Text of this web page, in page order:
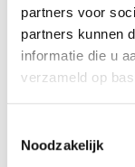
partners voor
partners kunnen
informatie die u
verzameld op
Noodzakelijk
Inclusief witte
Carina.
Specificaties
Amperage: